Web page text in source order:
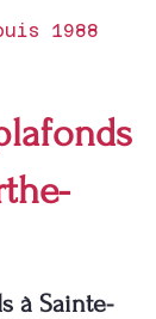
1988
à Sainte-